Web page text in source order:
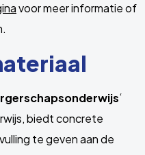
voor meer informatie of
‘
biedt concrete
te geven aan de